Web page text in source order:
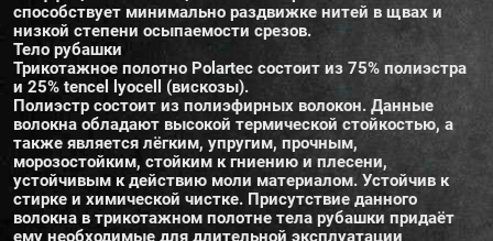
способствует минимально раздвижке нитей в щвах и
низкой степени осыпаемости срезов.
Тело рубашки
Трикотажное полотно Polartec состоит из 75% полиэстра
и 25% tencel lyocell (вискозы).
Полиэстр состоит из полиэфирных волокон. Данные
волокна обладают высокой термической стойкостью, а
также является лёгким, упругим, прочным,
морозостойким, стойким к гниению и плесени,
устойчивым к действию моли материалом. Устойчив к
стирке и химической чистке. Присутствие данного
волокна в трикотажном полотне тела рубашки придаёт
ему необходимые для длительной эксплуатации